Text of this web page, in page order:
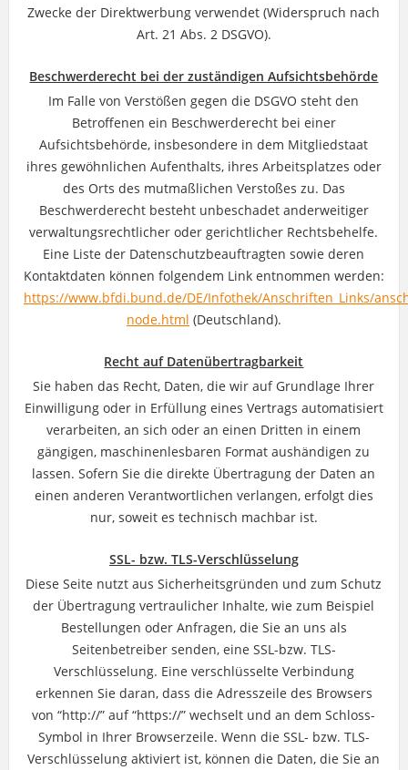
Zwecke der Direktwerbung verwendet (Widerspruch nach
Art. 21 Abs. 2 DSGVO).
Beschwerderecht bei der zuständigen Aufsichtsbehörde
Im Falle von Verstößen gegen die DSGVO steht den
Betroffenen ein Beschwerderecht bei einer
Aufsichtsbehörde, insbesondere in dem Mitgliedstaat
ihres gewöhnlichen Aufenthalts, ihres Arbeitsplatzes oder
des Orts des mutmaßlichen Verstoßes zu. Das
Beschwerderecht besteht unbeschadet anderweitiger
verwaltungsrechtlicher oder gerichtlicher Rechtsbehelfe.
Eine Liste der Datenschutzbeauftragten sowie deren
Kontaktdaten können folgendem Link entnommen werden:
https://www.bfdi.bund.de/DE/Infothek/Anschriften_Links/
node.html (Deutschland).
Recht auf Datenübertragbarkeit
Sie haben das Recht, Daten, die wir auf Grundlage Ihrer
Einwilligung oder in Erfüllung eines Vertrags automatisiert
verarbeiten, an sich oder an einen Dritten in einem
gängigen, maschinenlesbaren Format aushändigen zu
lassen. Sofern Sie die direkte Übertragung der Daten an
einen anderen Verantwortlichen verlangen, erfolgt dies
nur, soweit es technisch machbar ist.
SSL- bzw. TLS-Verschlüsselung
Diese Seite nutzt aus Sicherheitsgründen und zum Schutz
der Übertragung vertraulicher Inhalte, wie zum Beispiel
Bestellungen oder Anfragen, die Sie an uns als
Seitenbetreiber senden, eine SSL-bzw. TLS-
Verschlüsselung. Eine verschlüsselte Verbindung
erkennen Sie daran, dass die Adresszeile des Browsers
von “http://” auf “https://” wechselt und an dem Schloss-
Symbol in Ihrer Browserzeile. Wenn die SSL- bzw. TLS-
Verschlüsselung aktiviert ist, können die Daten, die Sie an